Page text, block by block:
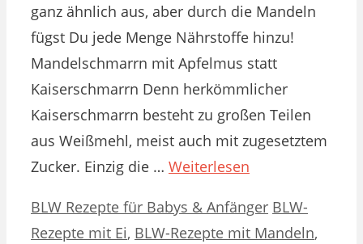
ganz ähnlich aus, aber durch die Mandeln
fügst Du jede Menge Nährstoffe hinzu!
Mandelschmarrn mit Apfelmus statt
Kaiserschmarrn Denn herkömmlicher
Kaiserschmarrn besteht zu großen Teilen
aus Weißmehl, meist auch mit zugesetztem
Zucker. Einzig die … Weiterlesen
Kategorien
BLW Rezepte für Babys & Anfänger Schlagwörter
BLW-
Rezepte mit Ei, BLW-Rezepte mit Mandeln,